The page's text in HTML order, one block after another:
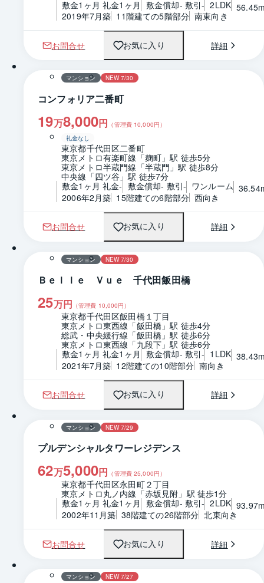
敷金1ヶ月 礼金1ヶ月 敷金償却- 敷引- 2LDK
2019年7月築 11階建ての5階部分 南東向き
お問合せ お気に入り 詳細
1 / 0 間取り
マンション NEW 7/30
コンフォリア二番町
19万8,000円 （管理費 10,000円）
礼金なし
東京都千代田区二番町
東京メトロ有楽町線「麹町」駅 徒歩5分
東京メトロ半蔵門線「半蔵門」駅 徒歩8分
中央線「四ツ谷」駅 徒歩7分
敷金1ヶ月 礼金- 敷金償却- 敷引- ワンルーム
2006年2月築 15階建ての6階部分 西向き
お問合せ お気に入り 詳細
1 / 0 間取り
マンション NEW 7/30
Ｂｅｌｌｅ Ｖｕｅ 千代田飯田橋
25万円 （管理費 10,000円）
東京都千代田区飯田橋１丁目
東京メトロ東西線「飯田橋」駅 徒歩4分
総武・中央緩行線「飯田橋」駅 徒歩6分
東京メトロ東西線「九段下」駅 徒歩6分
敷金1ヶ月 礼金1ヶ月 敷金償却- 敷引- 1LDK
2021年7月築 12階建ての10階部分 南向き
お問合せ お気に入り 詳細
1 / 0 間取り
マンション NEW 7/29
プルデンシャルタワーレジデンス
62万5,000円 （管理費25,000円）
東京都千代田区永田町２丁目
東京メトロ丸ノ内線「赤坂見附」駅 徒歩1分
敷金1ヶ月 礼金1ヶ月 敷金償却- 敷引- 2LDK
2002年11月築 38階建ての26階部分 北東向き
お問合せ お気に入り 詳細
1 / 0 間取り
マンション NEW 7/27